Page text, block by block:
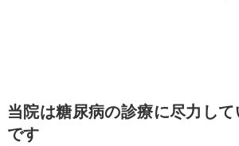
当院は糖尿病の診療に尽力し
です